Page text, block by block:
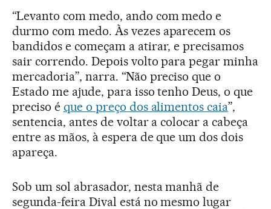
“Levanto com medo, ando com medo e
durmo com medo. Às vezes aparecem os
bandidos e começam a atirar, e precisamos
sair correndo. Depois volto para pegar minha
mercadoria”, narra. “Não preciso que o
Estado me ajude, para isso tenho Deus, o que
preciso é que o preço dos alimentos caia”,
sentencia, antes de voltar a colocar a cabeça
entre as mãos, à espera de que um dos dois
apareça.
Sob um sol abrasador, nesta manhã de
segunda-feira Dival está no mesmo lugar